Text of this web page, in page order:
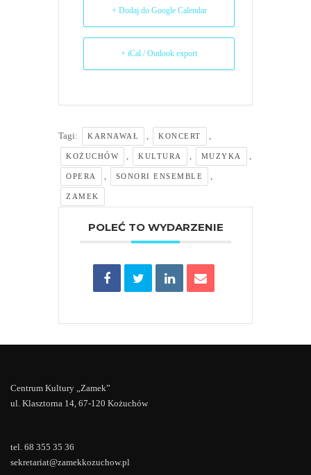
+ Dodaj do Google Calendar
+ iCal / Outlook export
Tagi: KARNAWAŁ KONCERT
KOŻUCHÓW KULTURA MUZYKA
OPERA SONORI ENSEMBLE
ZAMEK
POLEĆ TO WYDARZENIE
Centrum Kultury „Zamek”
ul. Klasztorna 14, 67-120 Kożuchów
tel. 68 355 35 36
sekretariat@zamekkozuchow.pl